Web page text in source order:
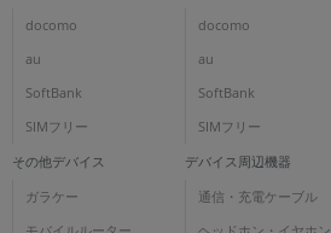
docomo
au
SoftBank
SIMフリー
docomo
au
SoftBank
SIMフリー
その他デバイス
ガラケー
デバイス周辺機器
通信・充電ケーブル